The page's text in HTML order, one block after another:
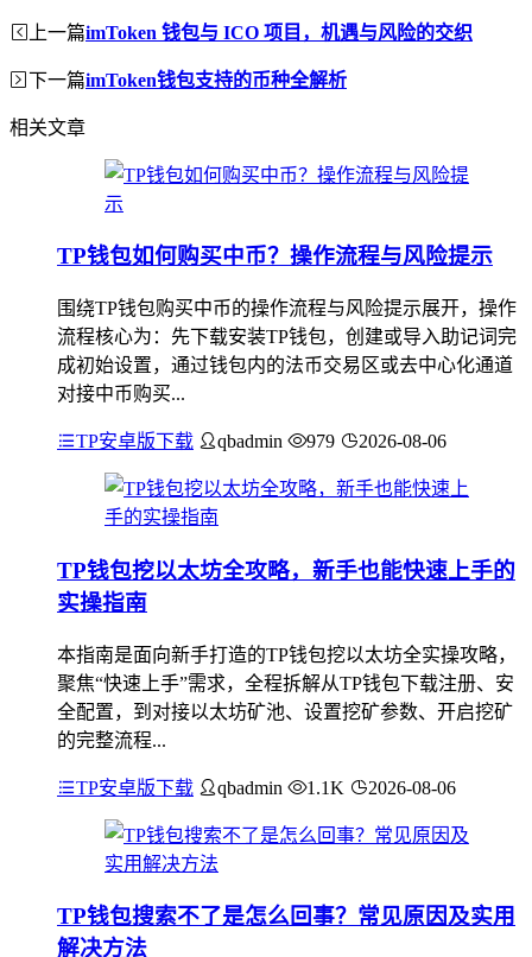
上一篇imToken 钱包与 ICO 项目，机遇与风险的交织
下一篇imToken钱包支持的币种全解析
相关文章
TP钱包如何购买中币？操作流程与风险提示
围绕TP钱包购买中币的操作流程与风险提示展开，操作
流程核心为：先下载安装TP钱包，创建或导入助记词完
成初始设置，通过钱包内的法币交易区或去中心化通道
对接中币购买...
TP安卓版下载 qbadmin 979 2026-08-06
TP钱包挖以太坊全攻略，新手也能快速上手的
实操指南
本指南是面向新手打造的TP钱包挖以太坊全实操攻略，
聚焦“快速上手”需求，全程拆解从TP钱包下载注册、安
全配置，到对接以太坊矿池、设置挖矿参数、开启挖矿
的完整流程...
TP安卓版下载 qbadmin 1.1K 2026-08-06
TP钱包搜索不了是怎么回事？常见原因及实用
解决方法